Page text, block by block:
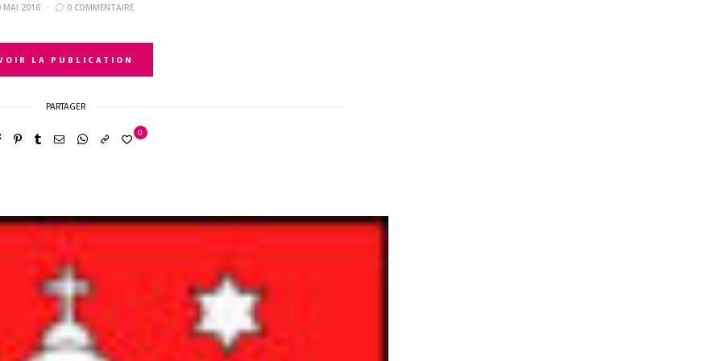
MAI 2016 0 COMMENTAIRE
LA PUBLICATION
PARTAGER
0